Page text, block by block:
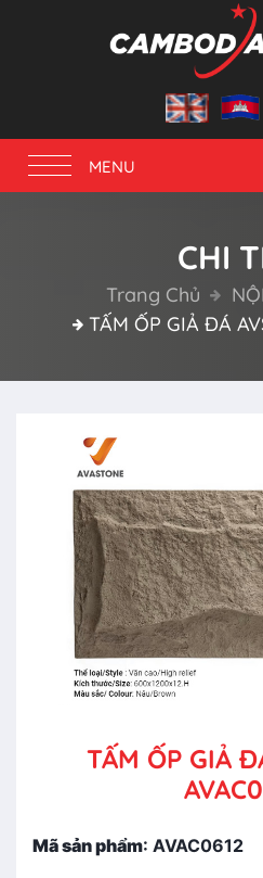
Toggle
navigation
MENU
CHI
Trang Chủ
TẤM ỐP GIẢ ĐÁ
TẤM ỐP GIẢ
Mã sản phẩm: AVAC0612